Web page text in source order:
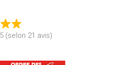
(selon 21 avis)